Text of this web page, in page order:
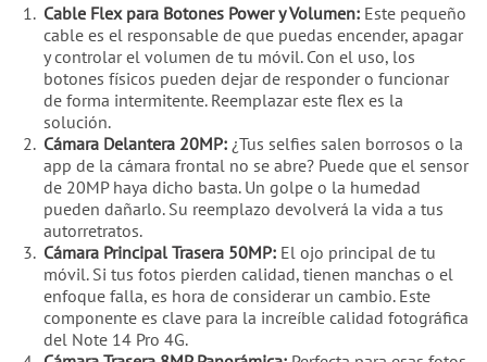
Cable Flex para Botones Power y Volumen: Este pequeño
cable es el responsable de que puedas encender, apagar
y controlar el volumen de tu móvil. Con el uso, los
botones físicos pueden dejar de responder o funcionar
de forma intermitente. Reemplazar este flex es la
solución.
Cámara Delantera 20MP: ¿Tus selfies salen borrosos o la
app de la cámara frontal no se abre? Puede que el sensor
de 20MP haya dicho basta. Un golpe o la humedad
pueden dañarlo. Su reemplazo devolverá la vida a tus
autorretratos.
Cámara Principal Trasera 50MP: El ojo principal de tu
móvil. Si tus fotos pierden calidad, tienen manchas o el
enfoque falla, es hora de considerar un cambio. Este
componente es clave para la increíble calidad fotográfica
del Note 14 Pro 4G.